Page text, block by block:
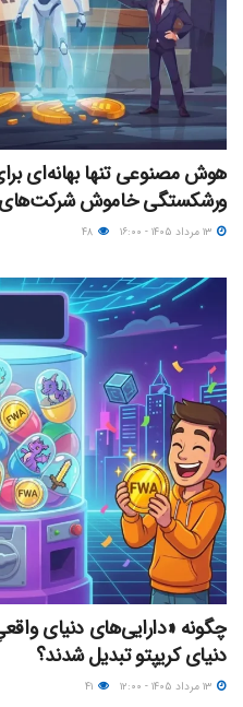
هوش مصنوعی تنها بهانه‌ای
ورشکستگی خاموش شرکت‌های
چگونه «دارایی‌های دنیای
دنیای کریپتو تبدیل شدند؟